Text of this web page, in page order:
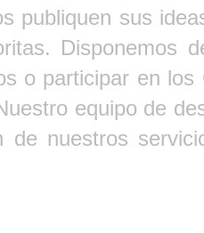
publiquen sus
Disponemos
o participar en
equipo de
de nuestros